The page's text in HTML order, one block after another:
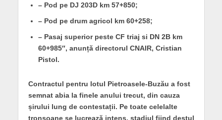
– Pod pe DJ 203D km 57+850;
– Pod pe drum agricol km 60+258;
– Pasaj superior peste CF triaj si DN 2B km
60+985″, anunță directorul CNAIR, Cristian
Pistol.
Contractul pentru lotul Pietroasele-Buzău a fost
semnat abia la finele anului trecut, din cauza
șirului lung de contestații. Pe toate celelalte
tronsoane se lucrează intens, stadiul fiind destul